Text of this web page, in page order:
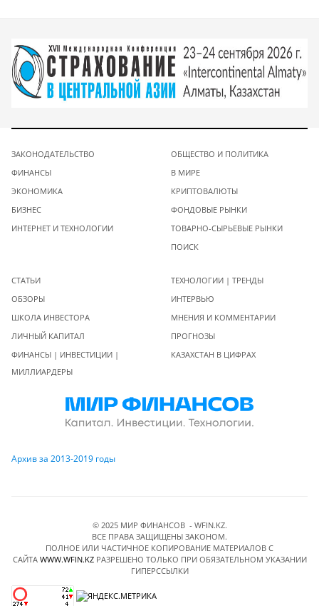
ЗАКОНОДАТЕЛЬСТВО
ФИНАНСЫ
ЭКОНОМИКА
БИЗНЕС
ИНТЕРНЕТ И ТЕХНОЛОГИИ
ОБЩЕСТВО И ПОЛИТИКА
В МИРЕ
КРИПТОВАЛЮТЫ
ФОНДОВЫЕ РЫНКИ
ТОВАРНО-СЫРЬЕВЫЕ РЫНКИ
ПОИСК
СТАТЬИ
ОБЗОРЫ
ШКОЛА ИНВЕСТОРА
ЛИЧНЫЙ КАПИТАЛ
ФИНАНСЫ | ИНВЕСТИЦИИ |
МИЛЛИАРДЕРЫ
ТЕХНОЛОГИИ | ТРЕНДЫ
ИНТЕРВЬЮ
МНЕНИЯ И КОММЕНТАРИИ
ПРОГНОЗЫ
КАЗАХСТАН В ЦИФРАХ
Архив за 2013-2019 годы
© 2025 МИР ФИНАНСОВ - WFIN.KZ.
ВСЕ ПРАВА ЗАЩИЩЕНЫ ЗАКОНОМ.
ПОЛНОЕ ИЛИ ЧАСТИЧНОЕ КОПИРОВАНИЕ МАТЕРИАЛОВ C
САЙТА WWW.WFIN.KZРАЗРЕШЕНО ТОЛЬКО ПРИ ОБЯЗАТЕЛЬНОМ УКАЗАНИИ
ГИПЕРССЫЛКИ